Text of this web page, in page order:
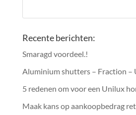
Recente berichten:
Smaragd voordeel.!
Aluminium shutters – Fraction –
5 redenen om voor een Unilux
Maak kans op aankoopbedrag